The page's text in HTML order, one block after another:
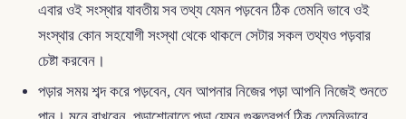
এবার ওই সংস্থার যাবতীয় সব তথ্য যেমন পড়বেন ঠিক তেমনি ভাবে ওই
সংস্থার কোন সহযোগী সংস্থা থেকে থাকলে সেটার সকল তথ্যও পড়বার
চেষ্টা করবেন।
পড়ার সময় শব্দ করে পড়বেন, যেন আপনার নিজের পড়া আপনি নিজেই শুনতে